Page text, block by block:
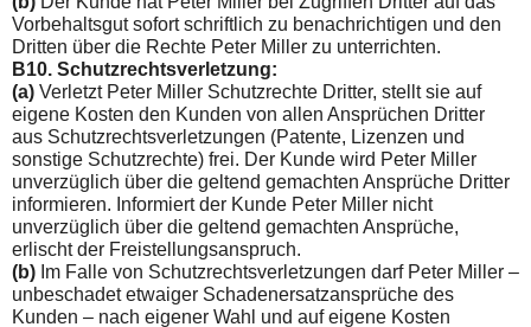
Vorbehaltsgut sofort schriftlich zu benachrichtigen und den
Dritten über die Rechte Peter Miller zu unterrichten.
B10. Schutzrechtsverletzung:
(a) Verletzt Peter Miller Schutzrechte Dritter, stellt sie auf
eigene Kosten den Kunden von allen Ansprüchen Dritter
aus Schutz­rechtsverletzungen (Patente, Lizenzen und
sonstige Schutz­rechte) frei. Der Kunde wird Peter Miller
unverzüglich über die geltend gemachten Ansprüche Dritter
informieren. Informiert der Kunde Peter Miller nicht
unverzüglich über die geltend ge­machten Ansprüche,
erlischt der Freistellungsanspruch.
(b) Im Falle von Schutzrechtsverletzungen darf Peter Miller –
unbeschadet etwaiger Schadenersatzansprüche des
Kunden – nach eigener Wahl und auf eigene Kosten